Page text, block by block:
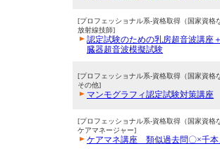
[プロフェッショナル系-資格取得（国家資格
放射線技師]
認定試験のための乳房超音波講座
臓器超音波模擬試験
[プロフェッショナル系-資格取得（国家資格
その他]
マンモグラフィ認定試験対策講座
[プロフェッショナル系-資格取得（国家資格
ケアマネージャー]
ケアマネ講座 類似過去問〇×千本